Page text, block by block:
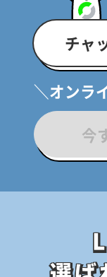
チャ
＼オンラ
今